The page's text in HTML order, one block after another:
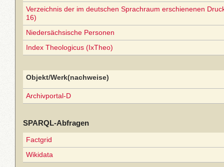
Verzeichnis der im deutschen Sprachraum erschienenen
16)
Niedersächsische Personen
Index Theologicus (IxTheo)
Objekt/Werk(nachweise)
Archivportal-D
SPARQL-Abfragen
Factgrid
Wikidata